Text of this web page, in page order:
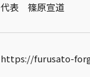
代表 篠原宣道
https://furusato-